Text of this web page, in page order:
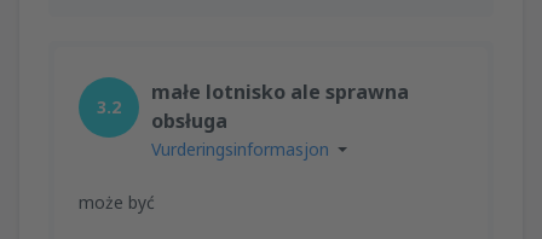
3.2
małe lotnisko ale sprawna
obsługa
Vurderingsinformasjon
może być